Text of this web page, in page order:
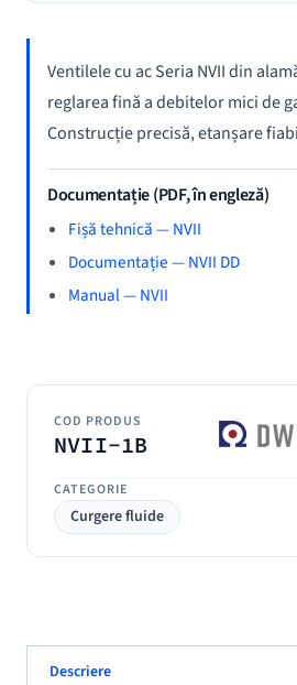
COD PRODUS
NVII-1B
CATEGORIE
Curgere fluide
Ventilele cu ac Seria NVII din
reglarea fină a debitelor mici de
Construcție precisă, etanșare
Documentație (PDF, în engleză)
Fișă tehnică — NVII
Documentație — NVII DD
Manual — NVII
Descriere